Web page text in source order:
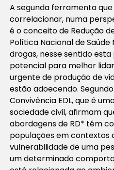
A segunda ferramenta
correlacionar, numa
é o conceito de Redução
Política Nacional de
drogas, nesse sentido
potencial para melhor
urgente de produção de
estão adoecendo.
Convivência EDL, que é
sociedade civil, afirmam
abordagens de RD* têm
populações em contextos
vulnerabilidade de uma
um determinado